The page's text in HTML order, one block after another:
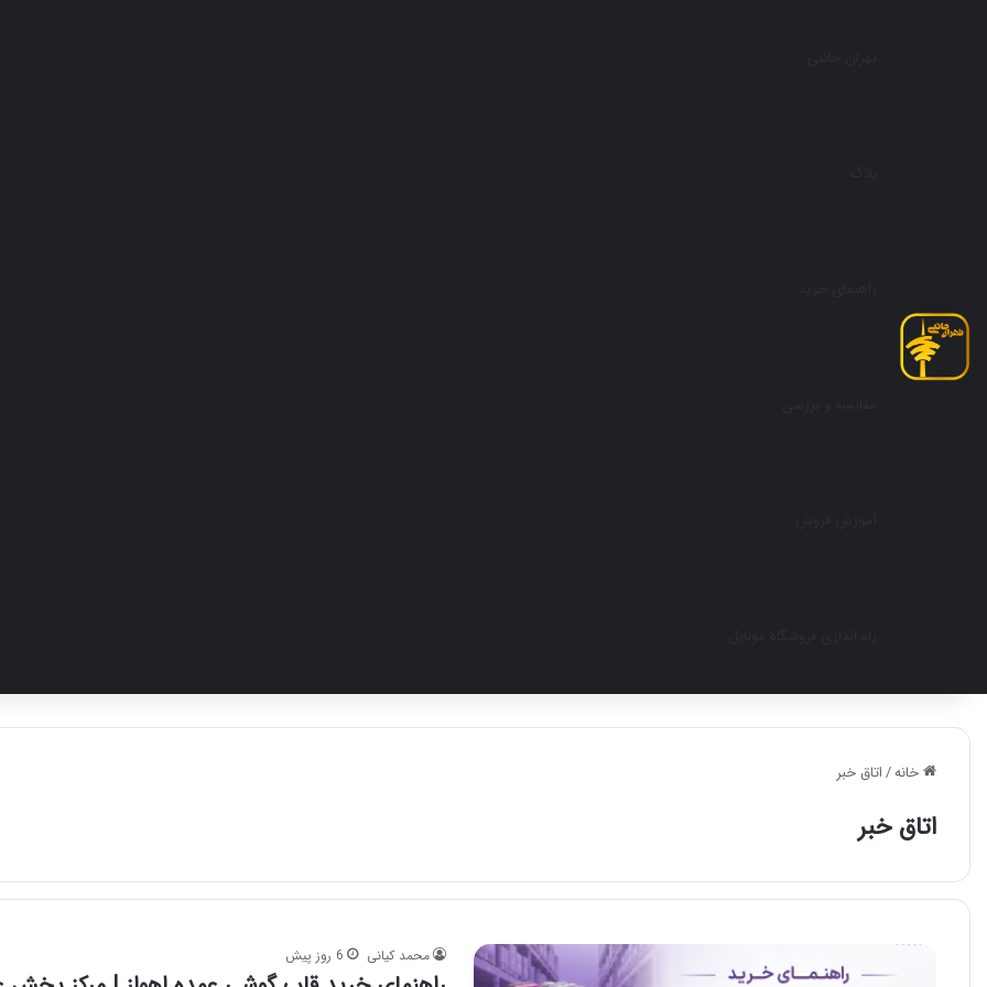
خانه/اتاق خبر
اتاق خبر
محمد کیانی 6 روز پیش